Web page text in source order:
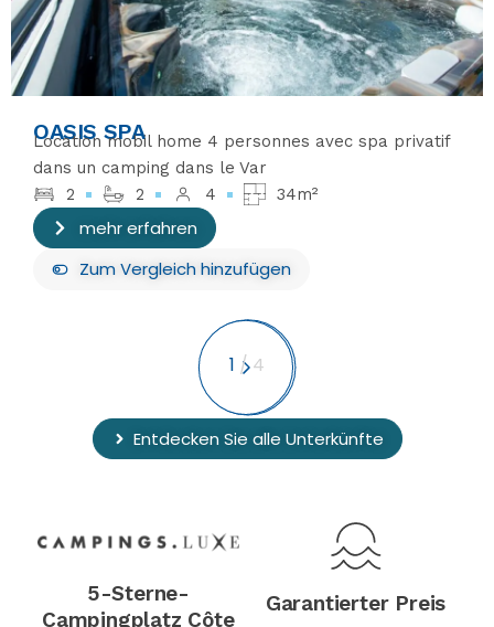
OASIS SPA
Location mobil home 4 personnes avec spa privatif
dans un camping dans le Var
2
2 4 34m²
mehr erfahren
Zum Vergleich hinzufügen
1 /4
Entdecken Sie alle Unterkünfte
5-Sterne-
Campingplatz Côte
Garantierter Preis